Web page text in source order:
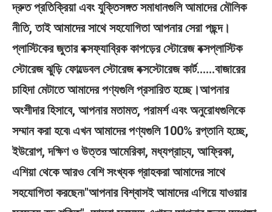
দ্রুত প্রতিক্রিয়া এবং যুক্তিসঙ্গত সমাধানগুলি আমাদের মৌলিক
নীতি, তাই আমাদের সাথে সহযোগিতা আপনার সেরা পছন্দ।
প্লাস্টিকের জুতার বক্সফ্যাব্রিক কাপড়ের স্টোরেজ বক্সপ্লাস্টিক
স্টোরেজ ঝুড়ি ফোল্ডেবল স্টোরেজ বক্সস্টোরেজ কার্ট......বাজারের
চাহিদা মেটাতে আমাদের পণ্যগুলি প্রসারিত হচ্ছে।আপনার
অংশীদার হিসাবে, আপনার মতামত, পরামর্শ এবং অনুরোধগুলিকে
সম্মান করা হবে৷ এখন আমাদের পণ্যগুলি 100% রপ্তানি হচ্ছে,
ইউরোপ, দক্ষিণ ও উত্তর আমেরিকা, মধ্যপ্রাচ্য, আফ্রিকা,
এশিয়া থেকে আরও বেশি সংখ্যক গ্রাহকরা আমাদের সাথে
সহযোগিতা করছেন৷"আপনার বিশ্বাসই আমাদের এগিয়ে যাওয়ার